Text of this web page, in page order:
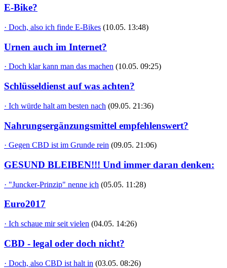
E-Bike?
· Doch, also ich finde E-Bikes (10.05. 13:48)
Urnen auch im Internet?
· Doch klar kann man das machen (10.05. 09:25)
Schlüsseldienst auf was achten?
· Ich würde halt am besten nach (09.05. 21:36)
Nahrungsergänzungsmittel empfehlenswert?
· Gegen CBD ist im Grunde rein (09.05. 21:06)
GESUND BLEIBEN!!! Und immer daran denken:
· "Juncker-Prinzip" nenne ich (05.05. 11:28)
Euro2017
· Ich schaue mir seit vielen (04.05. 14:26)
CBD - legal oder doch nicht?
· Doch, also CBD ist halt in (03.05. 08:26)